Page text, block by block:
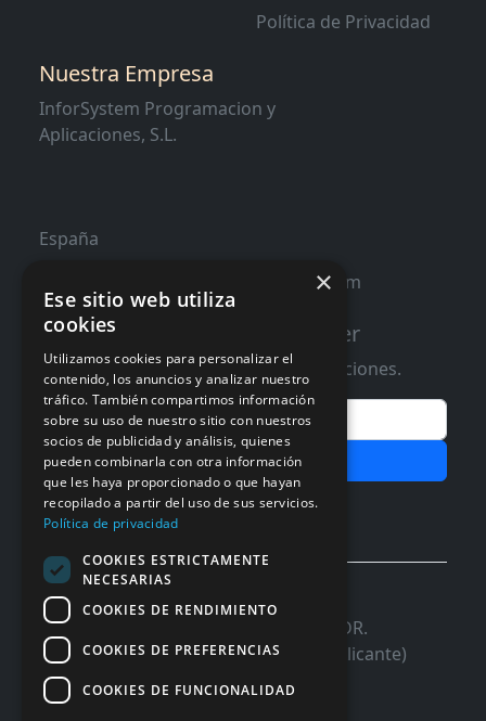
Política de Privacidad
Nuestra Empresa
InforSystem Programacion y
Aplicaciones, S.L.
España
contacto@distribucioninformatica.com
Suscribete a nuestro Newsletter
Te informaremos de ofertas y promociones.
Email
Subscribir
Aceptar Politica dePrivacidad
© 2026 InforSystem Programacion y
Aplicaciones, S.L. CIF: B54337985 | C/DR.
Marañon, 17 Local 5 | 03680 - ASPE (Alicante)
×
Ese sitio web utiliza
cookies
Utilizamos cookies para personalizar el
contenido, los anuncios y analizar nuestro
tráfico. También compartimos información
sobre su uso de nuestro sitio con nuestros
socios de publicidad y análisis, quienes
pueden combinarla con otra información
que les haya proporcionado o que hayan
recopilado a partir del uso de sus servicios.
Política de privacidad
COOKIES ESTRICTAMENTE
NECESARIAS
COOKIES DE RENDIMIENTO
COOKIES DE PREFERENCIAS
COOKIES DE FUNCIONALIDAD